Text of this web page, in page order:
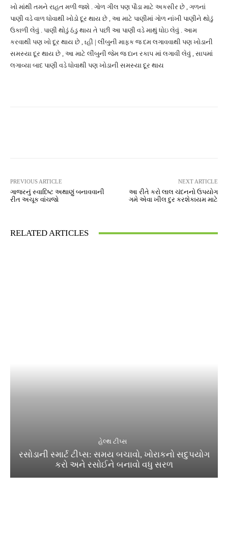
ખો માંથી તમને રાહત મળી જશે . ગોળ ગીલ પણ પૌડા માટે અકસીર છે , ગળનાં
પાણી વડે વાળ ધોવાથી ખોડો દૂર થાય છે , આ માટે પાણીમાં ગોળ નાંખી પાણીને થોડું
ઉકાળી લેવું . પાણી થોડું ઠંડુ થાય તે પછી આ પાણી વડે માથું ધોઇ લેવું . આમ
કરવાથી પણ ખો દૂર થાય છે , tહી | લીંબુની માફક જ દમ લગાવવાથી પણ ખોડાની
સમસ્યા દૂર થાય છે , આ માટે લીંબુની જેમ જ દાન રકા૫ માં લગાવી લેવું , સાપમાં
લગાવ્યા બાદ પાણી વડે ધોવાથી પણ ખોડાની સમસ્યા દૂર થાય
PREVIOUS ARTICLE
ગાજરનું સ્વાદિષ્ટ અથાણું બનાવવાની
રીત અચૂક વાંચજો
NEXT ARTICLE
આ રીતે કરો લાલ ચંદનનો ઉપયોગ
ગમે એવા ખીલ દુર કરશેકાયમ માટે
RELATED ARTICLES
હેલ્થ ટીપ્સ
રસોડાની સ્માર્ટ ટીપ્સ: સમય બચાવો, ખોરાકનો સદુપયોગ
કરો અને રસોઈને બનાવો વધુ સરળ